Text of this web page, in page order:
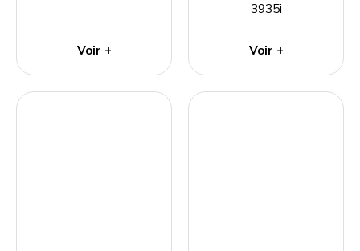
Voir +
3935i
Voir +